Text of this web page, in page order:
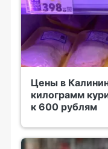
Цены в
килограмм
к 600 рублям